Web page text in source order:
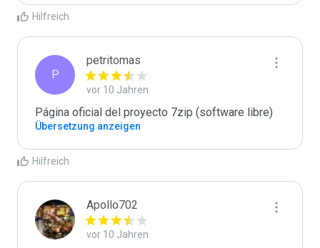
Hilfreich
P
petritomas
vor 10 Jahren
Página oficial del proyecto 7zip (software libre)
Übersetzung anzeigen
Hilfreich
Apollo702
vor 10 Jahren